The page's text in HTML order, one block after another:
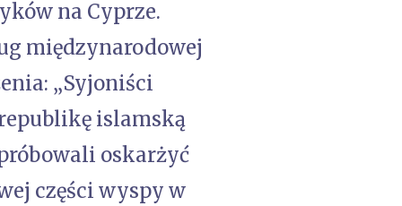
na Cyprze.
międzynarodowej
„Syjoniści
islamską
oskarżyć
części wyspy w